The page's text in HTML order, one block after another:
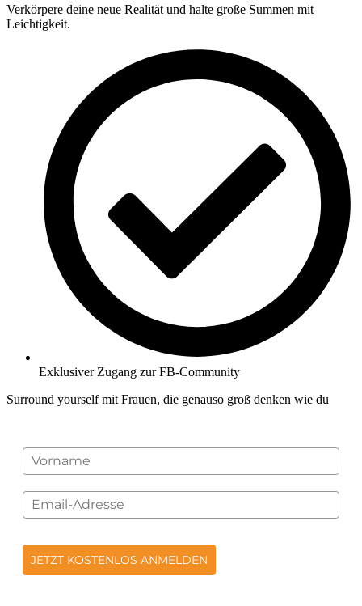
Verkörpere deine neue Realität und halte große Summen mit
Leichtigkeit.
Exklusiver Zugang zur FB-Community
Surround yourself mit Frauen, die genauso groß denken wie du
JETZT KOSTENLOS ANMELDEN